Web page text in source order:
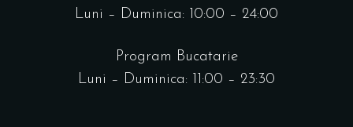
Luni – Duminica: 10:00 – 24:00
Program Bucatarie
Luni – Duminica: 11:00 – 23:30